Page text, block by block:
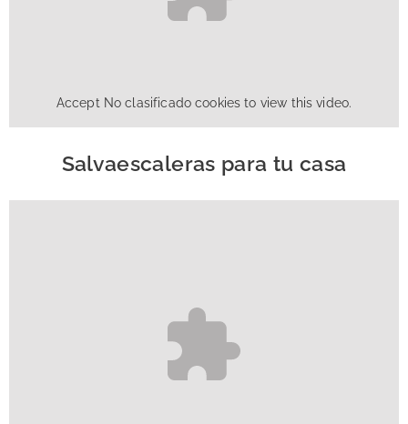
Accept No clasificadocookies to view this video.
Salvaescaleras para tu casa